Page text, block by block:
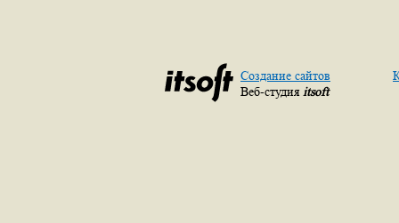
Создание сайтов
Веб-студия itsoft